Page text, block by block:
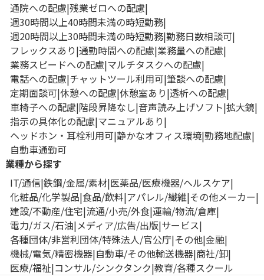
通院への配慮 残業ゼロへの配慮
週30時間以上40時間未満の時短勤務
週20時間以上30時間未満の時短勤務 勤務日数相談可
フレックスあり 通勤時間への配慮 業務量への配慮
業務スピードへの配慮 マルチタスクへの配慮
電話への配慮 チャットツール利用可 筆談への配慮
定期面談可 休憩への配慮 休憩室あり 透析への配慮
車椅子への配慮 階段昇降なし 音声読み上げソフト 拡大鏡
指示の具体化の配慮 マニュアルあり
ヘッドホン・耳栓利用可 静かなオフィス環境 勤務地配慮
自動車通勤可
業種から探す
IT/通信 鉄鋼/金属/素材 医薬品/医療機器/ヘルスケア
化粧品/化学製品 食品/飲料 アパレル/繊維 その他メーカー
建設/不動産/住宅 流通/小売/外食 運輸/物流/倉庫
電力/ガス/石油 メディア/広告/出版 サービス
各種団体/非営利団体/特殊法人/官公庁 その他 金融
機械/電気/精密機器 自動車/その他輸送機器 商社/卸
医療/福祉 コンサル/シンクタンク 教育/各種スクール